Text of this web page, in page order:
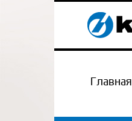
Главная